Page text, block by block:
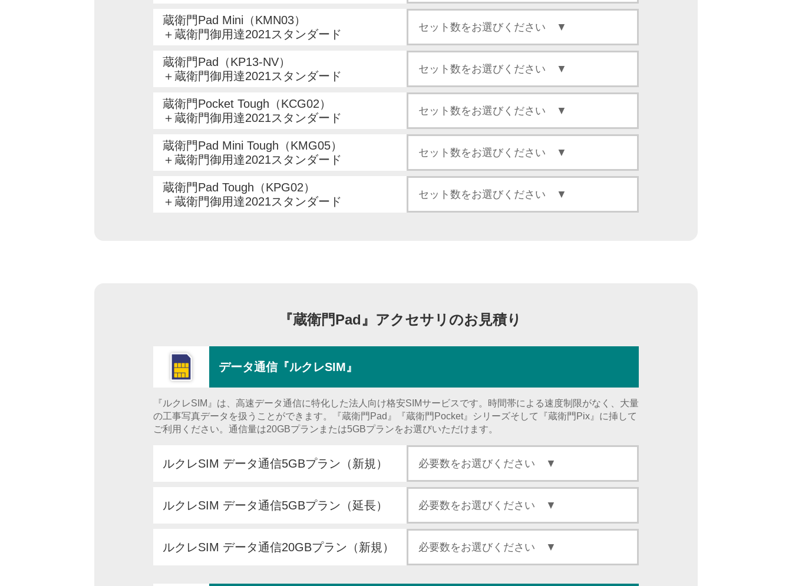
蔵衛門Pad Mini（KMN03）
＋蔵衛門御用達2021スタンダード
蔵衛門Pad（KP13-NV）
＋蔵衛門御用達2021スタンダード
蔵衛門Pocket Tough（KCG02）
＋蔵衛門御用達2021スタンダード
蔵衛門Pad Mini Tough（KMG05）
＋蔵衛門御用達2021スタンダード
蔵衛門Pad Tough（KPG02）
＋蔵衛門御用達2021スタンダード
『蔵衛門Pad』アクセサリのお見積り
データ通信『ルクレSIM』
『ルクレSIM』は、高速データ通信に特化した法人向け格安SIMサービスです。時間帯による速度制限がなく、大量
の工事写真データを扱うことができます。『蔵衛門Pad』『蔵衛門Pocket』シリーズそして『蔵衛門Pix』に挿して
ご利用ください。通信量は20GBプランまたは5GBプランをお選びいただけます。
ルクレSIM データ通信5GBプラン（新規）
ルクレSIM データ通信5GBプラン（延長）
ルクレSIM データ通信20GBプラン（新規）